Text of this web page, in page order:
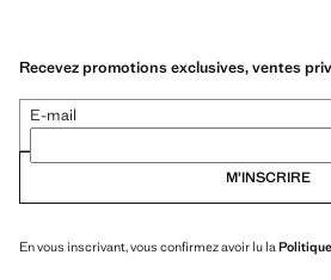
Recevez promotions exclusives, ventes
E-mail
M’INSCRIRE
En vous inscrivant, vous confirmez avoir lu la